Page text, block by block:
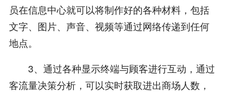
员在信息中心就可以将制作好的各种材料，包括
文字、图片、声音、视频等通过网络传递到任何
地点。
3、通过各种显示终端与顾客进行互动，通过
客流量决策分析，可以实时获取进出商场人数，